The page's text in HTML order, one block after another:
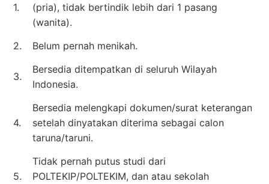
1.
(pria), tidak bertindik lebih dari 1 pasang
(wanita).
2.
Belum pernah menikah.
3.
Bersedia ditempatkan di seluruh Wilayah
Indonesia.
4.
Bersedia melengkapi dokumen/surat keterangan
setelah dinyatakan diterima sebagai calon
taruna/taruni.
5.
Tidak pernah putus studi dari
POLTEKIP/POLTEKIM, dan atau sekolah